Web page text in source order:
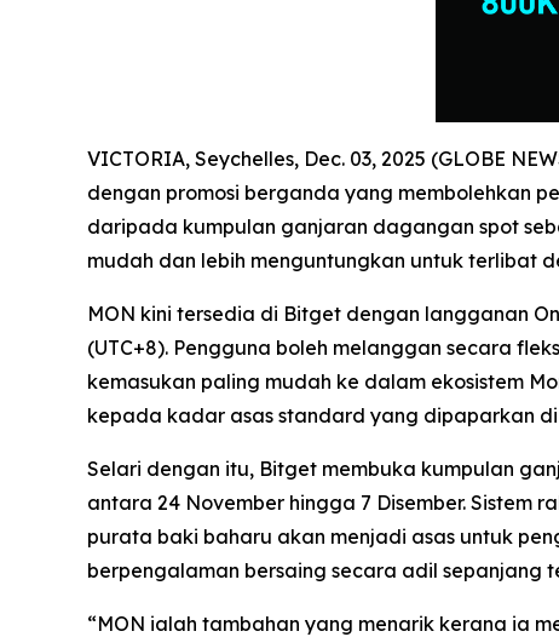
VICTORIA, Seychelles, Dec. 03, 2025 (GLOBE
dengan promosi berganda yang membolehkan
daripada kumpulan ganjaran dagangan spot
mudah dan lebih menguntungkan untuk terlibat
MON kini tersedia di Bitget dengan langganan
(UTC+8). Pengguna boleh melanggan secara
kemasukan paling mudah ke dalam ekosistem
kepada kadar asas standard yang dipaparkan
Selari dengan itu, Bitget membuka kumpulan
antara 24 November hingga 7 Disember. Sistem
purata baki baharu akan menjadi asas untuk
berpengalaman bersaing secara adil sepanjang
“MON ialah tambahan yang menarik kerana ia